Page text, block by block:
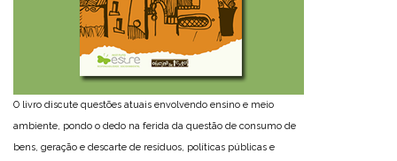
O livro discute questões atuais envolvendo ensino e meio
ambiente, pondo o dedo na ferida da questão de consumo de
bens, geração e descarte de resíduos, políticas públicas e